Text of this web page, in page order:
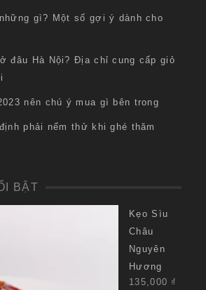
gì? Một số gợi ý dành cho
đâu Hà Nội? Địa chỉ cung cấp giỏ
nên chú ý mua gì bên trong
phải nếm thử khi ghé thăm
BẬT
Kẹo Sìu
Châu
Nguyên
Hương
135,000 ₫